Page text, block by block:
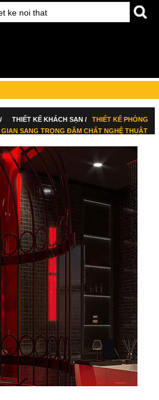
THIẾT KẾ KHÁCH SẠN /
THIẾT KẾ PHÒNG
SANG TRỌNG ĐẬM CHẤT NGHỆ THUẬT